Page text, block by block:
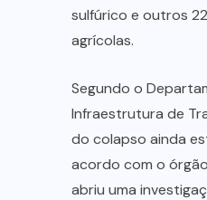
sulfúrico e outros
agrícolas.
Segundo o
Infraestrutura de
do colapso ainda
acordo com o
abriu uma